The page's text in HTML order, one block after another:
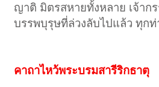
ญาติ มิตรสหายทั้งหลาย เจ้ากร
บรรพบุรุษที่ล่วงลับไปแล้ว ทุก
คาถาไหว้พระบรมสารีริกธาตุ